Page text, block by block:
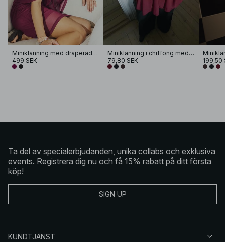
Miniklänning med draperad cape
499 SEK
Miniklänning i chiffong med scarf
79,80 SEK
199,50
Ta del av specialerbjudanden, unika collabs och exklusiva
events. Registrera dig nu och få 15% rabatt på ditt första
köp!
SIGN UP
KUNDTJÄNST